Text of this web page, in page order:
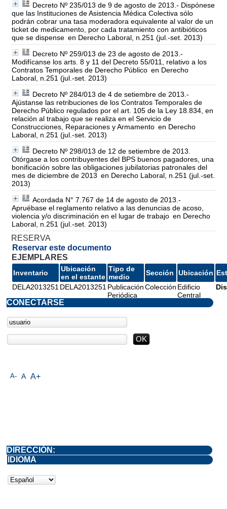
Decreto Nº 235/013 de 9 de agosto de 2013.- Dispónese
que las Instituciones de Asistencia Médica Colectiva sólo
podrán cobrar una tasa moderadora equivalente al valor de un
ticket de medicamento, por cada tratamiento con antibióticos
que se dispense en Derecho Laboral, n.251 (jul.-set. 2013)
Decreto Nº 259/013 de 23 de agosto de 2013.-
Modifícanse los arts. 8 y 11 del Decreto 55/011, relativo a los
Contratos Temporales de Derecho Público en Derecho
Laboral, n.251 (jul.-set. 2013)
Decreto Nº 284/013 de 4 de setiembre de 2013.-
Ajústanse las retribuciones de los Contratos Temporales de
Derecho Público regulados por el art. 105 de la Ley 18.834, en
relación al trabajo que se realiza en el Servicio de
Construcciones, Reparaciones y Armamento en Derecho
Laboral, n.251 (jul.-set. 2013)
Decreto Nº 298/013 de 12 de setiembre de 2013.
Otórgase a los contribuyentes del BPS buenos pagadores, una
bonificación sobre las obligaciones jubilatorias patronales del
mes de diciembre de 2013 en Derecho Laboral, n.251 (jul.-set.
2013)
Acordada N° 7.767 de 14 de agosto de 2013.-
Apruébase el reglamento relativo a las denuncias de acoso,
violencia y/o discriminación en el lugar de trabajo en Derecho
Laboral, n.251 (jul.-set. 2013)
RESERVA
Reservar este documento
EJEMPLARES
Inventario
Ubicación
en el estante
Tipo de
medio
Sección Ubicación
DELA2013251 DELA2013251 Publicación
Periódica
Colección Edificio
Central
A- A A+
CONECTARSE
DIRECCIÓN:
IDIOMA